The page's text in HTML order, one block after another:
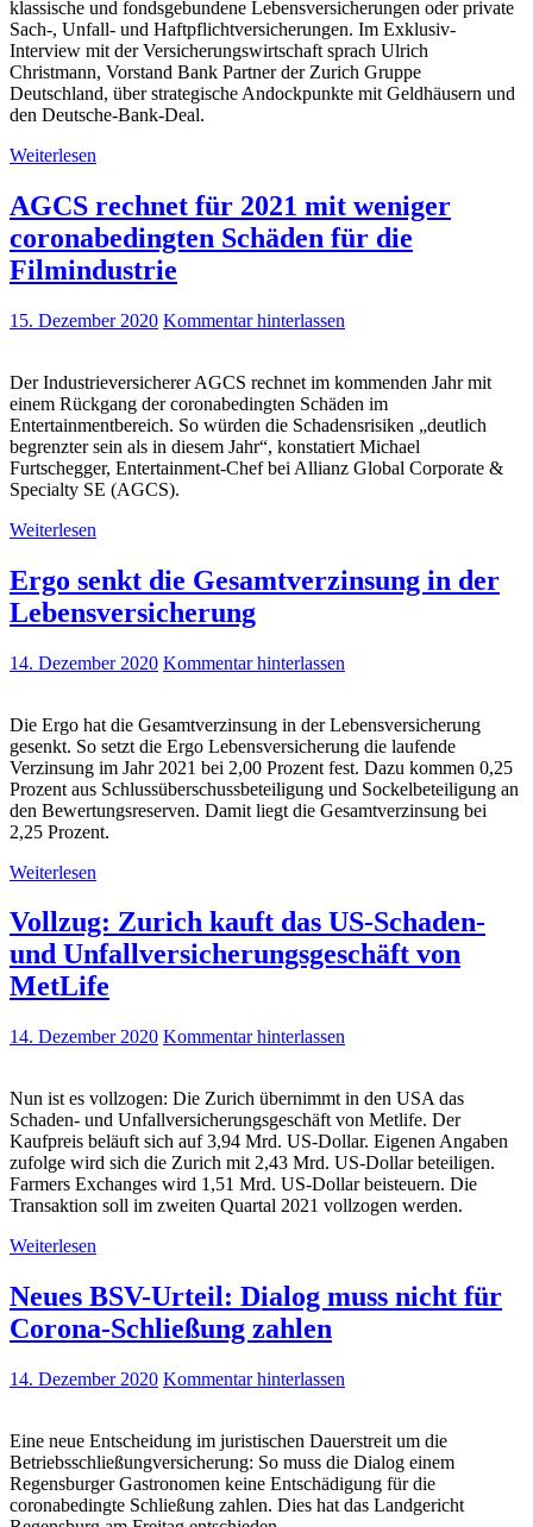
klassische und fondsgebundene Lebensversicherungen oder private
Sach-, Unfall- und Haftpflichtversicherungen. Im Exklusiv-
Interview mit der Versicherungswirtschaft sprach Ulrich
Christmann, Vorstand Bank Partner der Zurich Gruppe
Deutschland, über strategische Andockpunkte mit Geldhäusern und
den Deutsche-Bank-Deal.
Weiterlesen
AGCS rechnet für 2021 mit weniger
coronabedingten Schäden für die
Filmindustrie
15. Dezember 2020 Kommentar hinterlassen
Der Industrieversicherer AGCS rechnet im kommenden Jahr mit
einem Rückgang der coronabedingten Schäden im
Entertainmentbereich. So würden die Schadensrisiken „deutlich
begrenzter sein als in diesem Jahr“, konstatiert Michael
Furtschegger, Entertainment-Chef bei Allianz Global Corporate &
Specialty SE (AGCS).
Weiterlesen
Ergo senkt die Gesamtverzinsung in der
Lebensversicherung
14. Dezember 2020 Kommentar hinterlassen
Die Ergo hat die Gesamtverzinsung in der Lebensversicherung
gesenkt. So setzt die Ergo Lebensversicherung die laufende
Verzinsung im Jahr 2021 bei 2,00 Prozent fest. Dazu kommen 0,25
Prozent aus Schlussüberschussbeteiligung und Sockelbeteiligung an
den Bewertungsreserven. Damit liegt die Gesamtverzinsung bei
2,25 Prozent.
Weiterlesen
Vollzug: Zurich kauft das US-Schaden-
und Unfallversicherungsgeschäft von
MetLife
14. Dezember 2020 Kommentar hinterlassen
Nun ist es vollzogen: Die Zurich übernimmt in den USA das
Schaden- und Unfallversicherungsgeschäft von Metlife. Der
Kaufpreis beläuft sich auf 3,94 Mrd. US-Dollar. Eigenen Angaben
zufolge wird sich die Zurich mit 2,43 Mrd. US-Dollar beteiligen.
Farmers Exchanges wird 1,51 Mrd. US-Dollar beisteuern. Die
Transaktion soll im zweiten Quartal 2021 vollzogen werden.
Weiterlesen
Neues BSV-Urteil: Dialog muss nicht für
Corona-Schließung zahlen
14. Dezember 2020 Kommentar hinterlassen
Eine neue Entscheidung im juristischen Dauerstreit um die
Betriebsschließungversicherung: So muss die Dialog einem
Regensburger Gastronomen keine Entschädigung für die
coronabedingte Schließung zahlen. Dies hat das Landgericht